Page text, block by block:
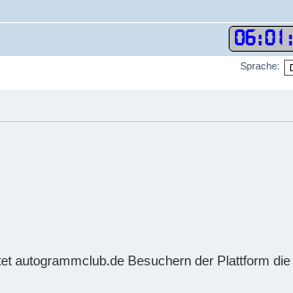
06:01 :
Sprache:
autogrammclub.de Besuchern der Plattform die